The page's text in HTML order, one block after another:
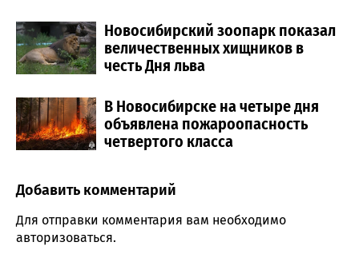
Новосибирский зоопарк показал
величественных хищников в
честь Дня льва
В Новосибирске на четыре дня
объявлена пожароопасность
четвертого класса
Comment section
Добавить комментарий
Для отправки комментария вам необходимо
авторизоваться.